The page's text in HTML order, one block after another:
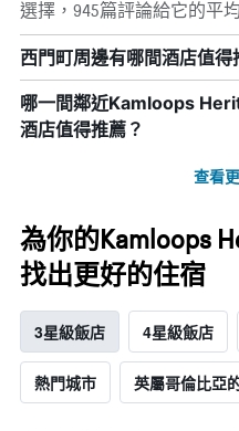
選擇，945篇評論給它的平
西門町周邊有哪間酒店值得
哪一間鄰近Kamloops
酒店值得推薦？
查看
為你的Kamloops
找出更好的住宿
3星級飯店 4星級飯店
熱門城市 英屬哥倫比亞